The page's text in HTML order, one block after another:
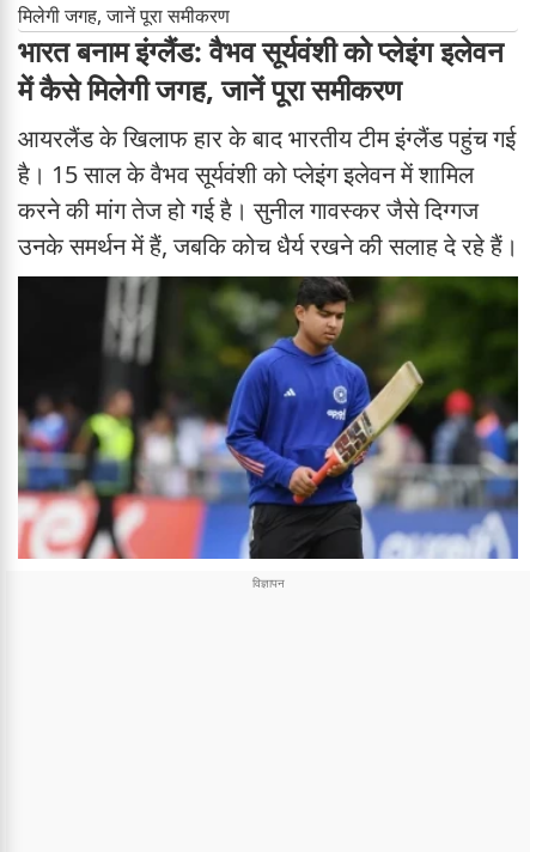
मिलेगी जगह, जानें पूरा समीकरण
भारत बनाम इंग्लैंड: वैभव सूर्यवंशी को प्लेइंग इलेवन
में कैसे मिलेगी जगह, जानें पूरा समीकरण
आयरलैंड के खिलाफ हार के बाद भारतीय टीम इंग्लैंड पहुंच गई
है। 15 साल के वैभव सूर्यवंशी को प्लेइंग इलेवन में शामिल
करने की मांग तेज हो गई है। सुनील गावस्कर जैसे दिग्गज
उनके समर्थन में हैं, जबकि कोच धैर्य रखने की सलाह दे रहे हैं।